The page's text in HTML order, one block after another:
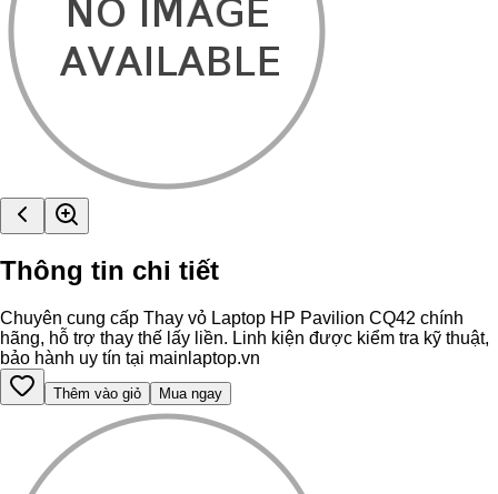
Thông tin chi tiết
Chuyên cung cấp Thay vỏ Laptop HP Pavilion CQ42 chính
hãng, hỗ trợ thay thế lấy liền. Linh kiện được kiểm tra kỹ thuật,
bảo hành uy tín tại mainlaptop.vn
Thêm vào giỏ Mua ngay